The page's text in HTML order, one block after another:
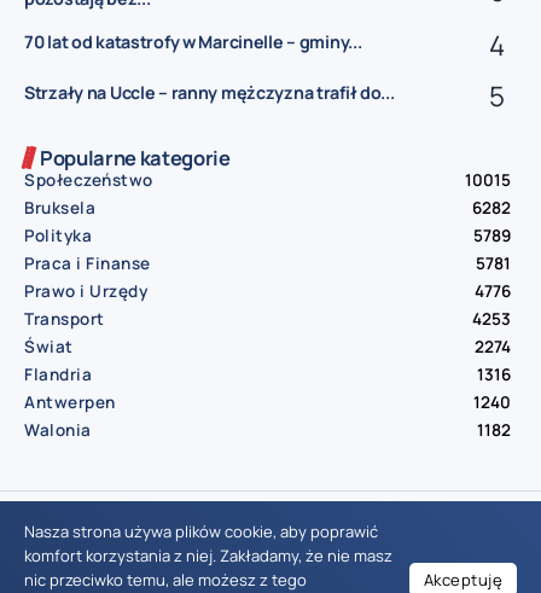
70 lat od katastrofy w Marcinelle – gminy...
Strzały na Uccle – ranny mężczyzna trafił do...
Popularne kategorie
Społeczeństwo
10015
Bruksela
6282
Polityka
5789
Praca i Finanse
5781
Prawo i Urzędy
4776
Transport
4253
Świat
2274
Flandria
1316
Antwerpen
1240
Walonia
1182
© Aktualnosci.be – All Right Reserved 2016-2026
Nasza strona używa plików cookie, aby poprawić
komfort korzystania z niej. Zakładamy, że nie masz
nic przeciwko temu, ale możesz z tego
Akceptuję